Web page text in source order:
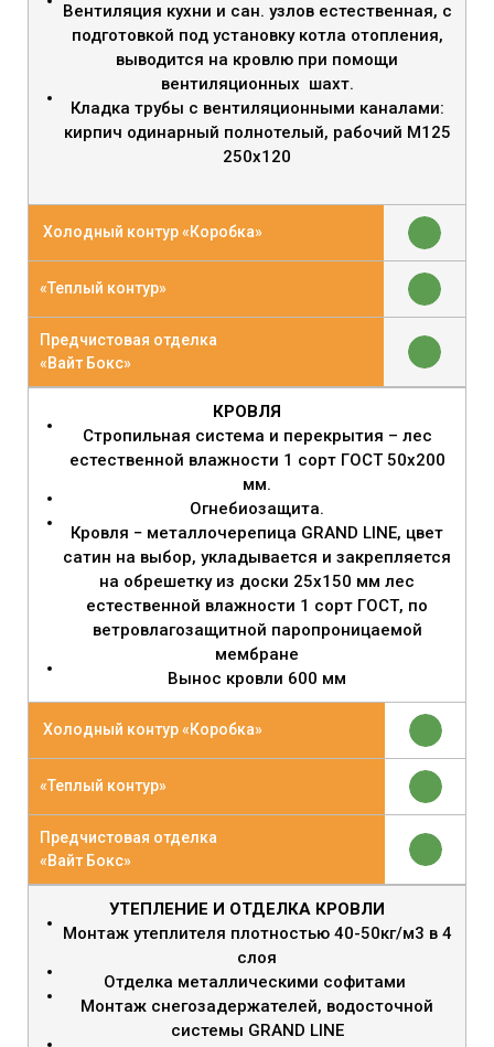
Вентиляция кухни и сан. узлов естественная, с
подготовкой под установку котла отопления,
выводится на кровлю при помощи
вентиляционных шахт.
Кладка трубы с вентиляционными каналами:
кирпич одинарный полнотелый, рабочий М125
250х120
Холодный контур «Коробка»
«Теплый контур»
Предчистовая отделка
«Вайт Бокс»
КРОВЛЯ
Стропильная система и перекрытия – лес
естественной влажности 1 сорт ГОСТ 50х200
мм.
Огнебиозащита.
Кровля − металлочерепица GRAND LINE, цвет
сатин на выбор, укладывается и закрепляется
на обрешетку из доски 25х150 мм лес
естественной влажности 1 сорт ГОСТ, по
ветровлагозащитной паропроницаемой
мембране
Вынос кровли 600 мм
Холодный контур «Коробка»
«Теплый контур»
Предчистовая отделка
«Вайт Бокс»
УТЕПЛЕНИЕ И ОТДЕЛКА КРОВЛИ
Монтаж утеплителя плотностью 40-50кг/м3 в 4
слоя
Отделка металлическими софитами
Монтаж снегозадержателей, водосточной
системы GRAND LINE